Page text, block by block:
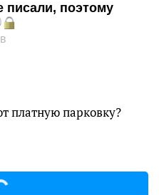
писали, поэтому
платную парковку?